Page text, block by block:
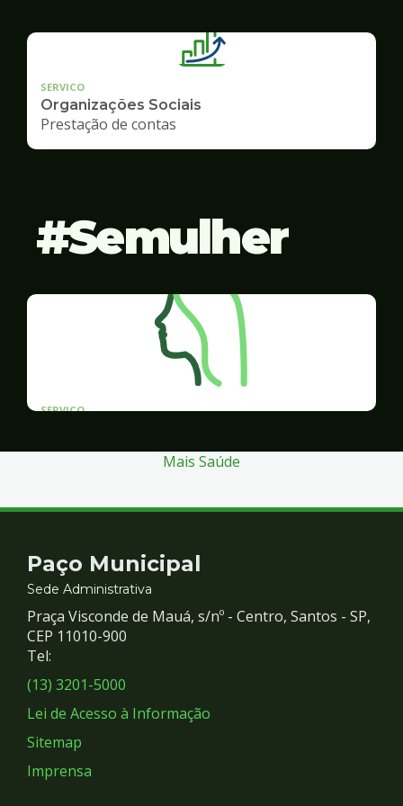
SERVICO
Organizações Sociais
Prestação de contas
Semulher
SERVICO
Mais Saúde
Contato
e
Redes
Sociais
Paço Municipal
Sede Administrativa
Praça Visconde de Mauá, s/nº - Centro, Santos - SP,
CEP 11010-900
Tel:
(13) 3201-5000
Lei de Acesso à Informação
Sitemap
Imprensa